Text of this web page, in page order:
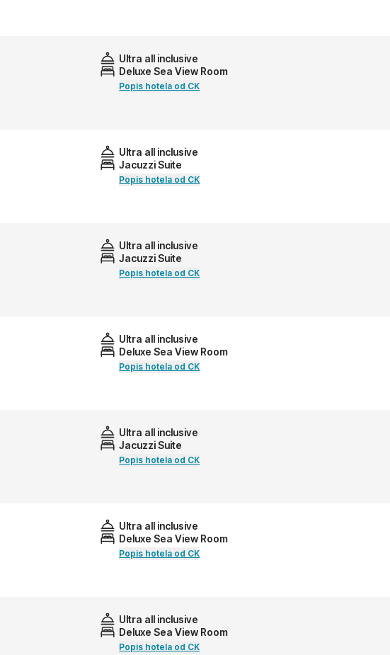
Ultra all inclusive
Deluxe Sea View Room
Popis hotela od CK
Ultra all inclusive
Jacuzzi Suite
Popis hotela od CK
Ultra all inclusive
Jacuzzi Suite
Popis hotela od CK
Ultra all inclusive
Deluxe Sea View Room
Popis hotela od CK
Ultra all inclusive
Jacuzzi Suite
Popis hotela od CK
Ultra all inclusive
Deluxe Sea View Room
Popis hotela od CK
Ultra all inclusive
Deluxe Sea View Room
Popis hotela od CK